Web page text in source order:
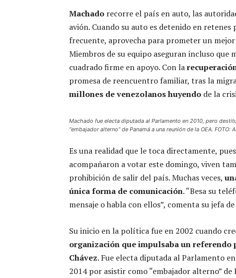
Machado recorre el país en auto, las
avión. Cuando su auto es detenido en
frecuente, aprovecha para prometer un mejor
Miembros de su equipo aseguran incluso que
cuadrado firme en apoyo. Con la
promesa de reencuentro familiar, tras la
millones de venezolanos huyendo de la
Machado fue electa diputada al Parlamento en 2010, pero
“embajador alterno” de Panamá a una reunión de la OEA. FOTO:
Es una realidad que le toca directamente,
acompañaron a votar este domingo, viven
prohibición de salir del país. Muchas veces,
única forma de comunicación. “Besa su
mensaje o habla con ellos”, comenta su jefa
Su inicio en la política fue en 2002 cuando
organización que impulsaba un referendo
Chávez. Fue electa diputada al Parlamento
2014 por asistir como “embajador alterno” de